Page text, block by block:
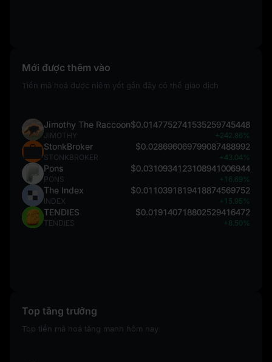
Mới được thêm vào
Tiền mã hoá được niêm yết gần đây có thể giao dịch
Jimothy The Raccoon
JIMOTHY
$0.0147752741535259745448
+242.86%
StonkBroker
STONKBROKER
$0.028696069799087488992
+43.04%
Pons
PONS
$0.0310934123108941006944
+16.69%
The Index
INDEX
$0.0110391819418874569752
+15.95%
TENDIES
TENDIES
$0.019140718802529416472
+8.50%
Top tăng trưởng
Top tiền mã hoá tăng mạnh hôm nay